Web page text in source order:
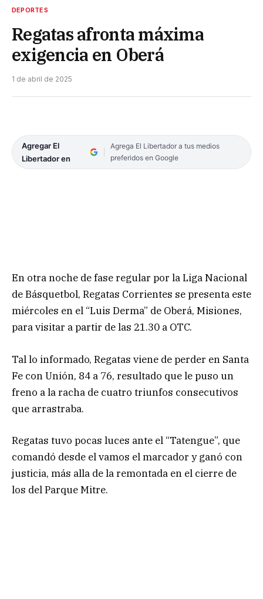
DEPORTES
Regatas afronta máxima
exigencia en Oberá
1 de abril de 2025
Agregar El
Libertador en
Agrega El Libertador a tus medios
preferidos en Google
En otra noche de fase regular por la Liga Nacional
de Básquetbol, Regatas Corrientes se presenta este
miércoles en el “Luis Derma” de Oberá, Misiones,
para visitar a partir de las 21.30 a OTC.
Tal lo informado, Regatas viene de perder en Santa
Fe con Unión, 84 a 76, resultado que le puso un
freno a la racha de cuatro triunfos consecutivos
que arrastraba.
Regatas tuvo pocas luces ante el “Tatengue”, que
comandó desde el vamos el marcador y ganó con
justicia, más alla de la remontada en el cierre de
los del Parque Mitre.